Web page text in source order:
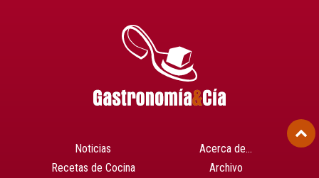
Noticias
Recetas de Cocina
Acerca de…
Archivo